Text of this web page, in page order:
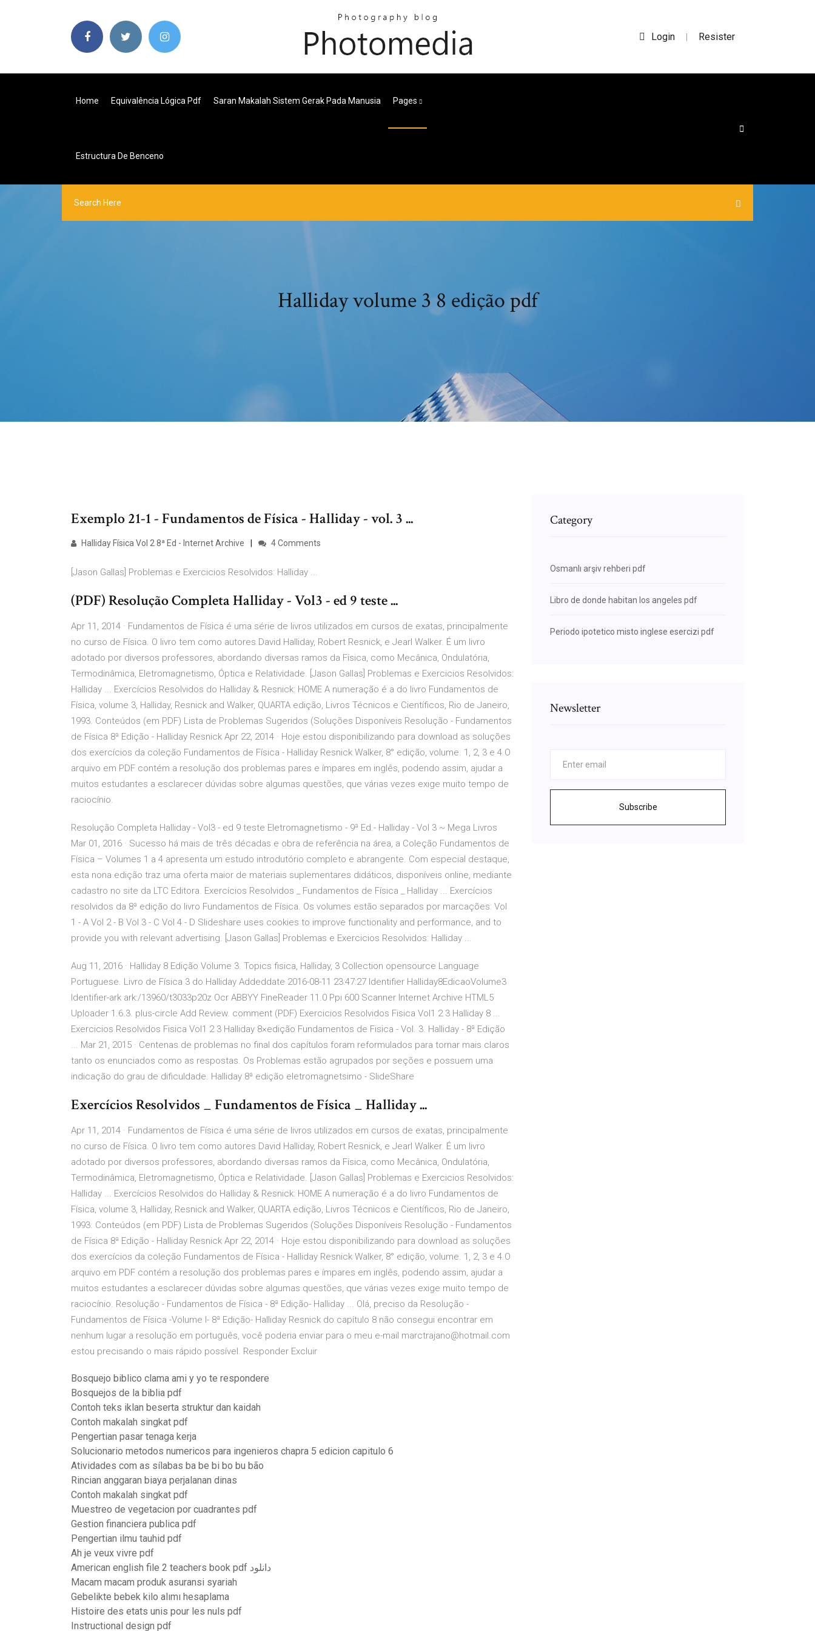
Login | Resister
Home Equivalência Lógica Pdf Saran Makalah Sistem Gerak Pada Manusia Pages
Estructura De Benceno
Halliday volume 3 8 edição pdf
Exemplo 21-1 - Fundamentos de Física - Halliday - vol. 3 ...
Halliday Física Vol 2 8ª Ed - Internet Archive 4 Comments
[Jason Gallas] Problemas e Exercicios Resolvidos: Halliday ...
(PDF) Resolução Completa Halliday - Vol3 - ed 9 teste ...
Apr 11, 2014 · Fundamentos de Física é uma série de livros utilizados em cursos de exatas, principalmente
no curso de Física. O livro tem como autores David Halliday, Robert Resnick, e Jearl Walker. É um livro
adotado por diversos professores, abordando diversas ramos da Física, como Mecânica, Ondulatória,
Termodinâmica, Eletromagnetismo, Óptica e Relatividade. [Jason Gallas] Problemas e Exercicios Resolvidos:
Halliday ... Exercícios Resolvidos do Halliday & Resnick: HOME A numeração é a do livro Fundamentos de
Física, volume 3, Halliday, Resnick and Walker, QUARTA edição, Livros Técnicos e Científicos, Rio de Janeiro,
1993. Conteúdos (em PDF) Lista de Problemas Sugeridos (Soluções Disponíveis Resolução - Fundamentos
de Física 8ª Edição - Halliday Resnick Apr 22, 2014 · Hoje estou disponibilizando para download as soluções
dos exercícios da coleção Fundamentos de Física - Halliday Resnick Walker, 8° edição, volume. 1, 2, 3 e 4.O
arquivo em PDF contém a resolução dos problemas pares e ímpares em inglês, podendo assim, ajudar a
muitos estudantes a esclarecer dúvidas sobre algumas questões, que várias vezes exige muito tempo de
raciocínio.
Resolução Completa Halliday - Vol3 - ed 9 teste Eletromagnetismo - 9ª Ed.- Halliday - Vol 3 ~ Mega Livros
Mar 01, 2016 · Sucesso há mais de três décadas e obra de referência na área, a Coleção Fundamentos de
Física – Volumes 1 a 4 apresenta um estudo introdutório completo e abrangente. Com especial destaque,
esta nona edição traz uma oferta maior de materiais suplementares didáticos, disponíveis online, mediante
cadastro no site da LTC Editora. Exercícios Resolvidos _ Fundamentos de Física _ Halliday ... Exercícios
resolvidos da 8ª edição do livro Fundamentos de Física. Os volumes estão separados por marcações: Vol
1 - A Vol 2 - B Vol 3 - C Vol 4 - D Slideshare uses cookies to improve functionality and performance, and to
provide you with relevant advertising. [Jason Gallas] Problemas e Exercicios Resolvidos: Halliday ...
Aug 11, 2016 · Halliday 8 Edição Volume 3. Topics fisica, Halliday, 3 Collection opensource Language
Portuguese. Livro de Física 3 do Halliday Addeddate 2016-08-11 23:47:27 Identifier Halliday8EdicaoVolume3
Identifier-ark ark:/13960/t3033p20z Ocr ABBYY FineReader 11.0 Ppi 600 Scanner Internet Archive HTML5
Uploader 1.6.3. plus-circle Add Review. comment (PDF) Exercicios Resolvidos Fisica Vol1 2 3 Halliday 8 ...
Exercicios Resolvidos Fisica Vol1 2 3 Halliday 8×edição Fundamentos de Fisica - Vol. 3. Halliday - 8ª Edição
... Mar 21, 2015 · Centenas de problemas no final dos capítulos foram reformulados para tornar mais claros
tanto os enunciados como as respostas. Os Problemas estão agrupados por seções e possuem uma
indicação do grau de dificuldade. Halliday 8ª edição eletromagnetsimo - SlideShare
Exercícios Resolvidos _ Fundamentos de Física _ Halliday ...
Apr 11, 2014 · Fundamentos de Física é uma série de livros utilizados em cursos de exatas, principalmente
no curso de Física. O livro tem como autores David Halliday, Robert Resnick, e Jearl Walker. É um livro
adotado por diversos professores, abordando diversas ramos da Física, como Mecânica, Ondulatória,
Termodinâmica, Eletromagnetismo, Óptica e Relatividade. [Jason Gallas] Problemas e Exercicios Resolvidos:
Halliday ... Exercícios Resolvidos do Halliday & Resnick: HOME A numeração é a do livro Fundamentos de
Física, volume 3, Halliday, Resnick and Walker, QUARTA edição, Livros Técnicos e Científicos, Rio de Janeiro,
1993. Conteúdos (em PDF) Lista de Problemas Sugeridos (Soluções Disponíveis Resolução - Fundamentos
de Física 8ª Edição - Halliday Resnick Apr 22, 2014 · Hoje estou disponibilizando para download as soluções
dos exercícios da coleção Fundamentos de Física - Halliday Resnick Walker, 8° edição, volume. 1, 2, 3 e 4.O
arquivo em PDF contém a resolução dos problemas pares e ímpares em inglês, podendo assim, ajudar a
muitos estudantes a esclarecer dúvidas sobre algumas questões, que várias vezes exige muito tempo de
raciocínio. Resolução - Fundamentos de Física - 8ª Edição- Halliday ... Olá, preciso da Resolução -
Fundamentos de Física -Volume I- 8ª Edição- Halliday Resnick do capítulo 8 não consegui encontrar em
nenhum lugar a resolução em português, você poderia enviar para o meu e-mail marctrajano@hotmail.com
estou precisando o mais rápido possível. Responder Excluir
Bosquejo biblico clama ami y yo te respondere
Bosquejos de la biblia pdf
Contoh teks iklan beserta struktur dan kaidah
Contoh makalah singkat pdf
Pengertian pasar tenaga kerja
Solucionario metodos numericos para ingenieros chapra 5 edicion capitulo 6
Atividades com as sílabas ba be bi bo bu bão
Rincian anggaran biaya perjalanan dinas
Contoh makalah singkat pdf
Muestreo de vegetacion por cuadrantes pdf
Gestion financiera publica pdf
Pengertian ilmu tauhid pdf
Ah je veux vivre pdf
American english file 2 teachers book pdf دانلود
Macam macam produk asuransi syariah
Gebelikte bebek kilo alımı hesaplama
Histoire des etats unis pour les nuls pdf
Instructional design pdf
Category
Osmanlı arşiv rehberi pdf
Libro de donde habitan los angeles pdf
Periodo ipotetico misto inglese esercizi pdf
Newsletter
Subscribe